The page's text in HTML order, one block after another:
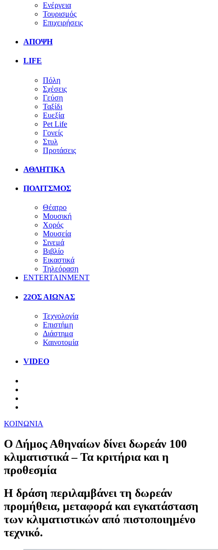
Ενέργεια
Τουρισμός
Επιχειρήσεις
ΑΠΟΨΗ
LIFE
Πόλη
Σχέσεις
Γεύση
Ταξίδι
Ευεξία
Pet Life
Γονείς
Στυλ
Προτάσεις
ΑΘΛΗΤΙΚΑ
ΠΟΛΙΤΣΜΟΣ
Θέατρο
Μουσική
Χορός
Μουσεία
Σινεμά
Βιβλίο
Εικαστικά
Τηλεόραση
ENTERTAINMENT
22ΟΣ ΑΙΩΝΑΣ
Τεχνολογία
Επιστήμη
Διάστημα
Καινοτομία
VIDEO
ΚΟΙΝΩΝΙΑ
Ο Δήμος Αθηναίων δίνει δωρεάν 100
κλιματιστικά – Τα κριτήρια και η
προθεσμία
Η δράση περιλαμβάνει τη δωρεάν
προμήθεια, μεταφορά και εγκατάσταση
των κλιματιστικών από πιστοποιημένο
τεχνικό.